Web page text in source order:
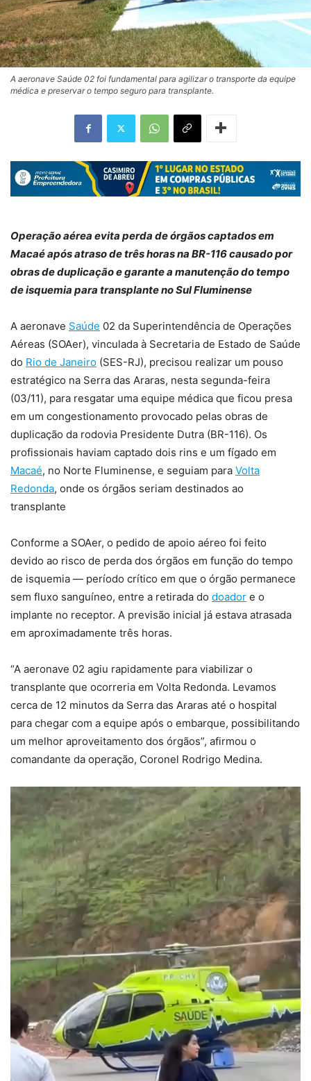
A aeronave Saúde 02 foi fundamental para agilizar o transporte da equipe
médica e preservar o tempo seguro para transplante.
Operação aérea evita perda de órgãos captados em
Macaé após atraso de três horas na BR-116 causado por
obras de duplicação e garante a manutenção do tempo
de isquemia para transplante no Sul Fluminense
A aeronave Saúde 02 da Superintendência de Operações
Aéreas (SOAer), vinculada à Secretaria de Estado de Saúde
do Rio de Janeiro (SES-RJ), precisou realizar um pouso
estratégico na Serra das Araras, nesta segunda-feira
(03/11), para resgatar uma equipe médica que ficou presa
em um congestionamento provocado pelas obras de
duplicação da rodovia Presidente Dutra (BR-116). Os
profissionais haviam captado dois rins e um fígado em
Macaé, no Norte Fluminense, e seguiam para Volta
Redonda, onde os órgãos seriam destinados ao
transplante
Conforme a SOAer, o pedido de apoio aéreo foi feito
devido ao risco de perda dos órgãos em função do tempo
de isquemia — período crítico em que o órgão permanece
sem fluxo sanguíneo, entre a retirada do doador e o
implante no receptor. A previsão inicial já estava atrasada
em aproximadamente três horas.
“A aeronave 02 agiu rapidamente para viabilizar o
transplante que ocorreria em Volta Redonda. Levamos
cerca de 12 minutos da Serra das Araras até o hospital
para chegar com a equipe após o embarque, possibilitando
um melhor aproveitamento dos órgãos”, afirmou o
comandante da operação, Coronel Rodrigo Medina.